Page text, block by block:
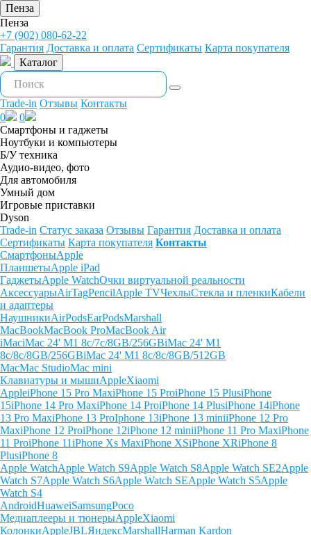
Пенза
Пенза
+7 (902) 080-62-22
Гарантия Доставка и оплата Сертификаты Карта покупателя
Каталог
Trade-in Отзывы Контакты
0
0
Смартфоны и гаджеты
Ноутбуки и компьютеры
Б/У техника
Аудио-видео, фото
Для автомобиля
Умный дом
Игровые приставки
Dyson
Trade-in Статус заказа Отзывы Гарантия Доставка и оплата
Сертификаты Карта покупателя Контакты
СмартфоныApple
ПланшетыApple iPad
ГаджетыApple WatchОчки виртуальной реальности
АксессуарыAirTagPencilApple TVЧехлыСтекла и пленкиКабели
и адаптеры
НаушникиAirPodsEarPodsMarshall
MacBookMacBook ProMacBook Air
iMaciMac 24' M1 8c/7c/8GB/256GBiMac 24' M1
8c/8c/8GB/256GBiMac 24' M1 8c/8c/8GB/512GB
MacMac StudioMac mini
Клавиатуры и мышиAppleXiaomi
AppleiPhone 15 Pro MaxiPhone 15 ProiPhone 15 PlusiPhone
15iPhone 14 Pro MaxiPhone 14 ProiPhone 14 PlusiPhone 14iPhone
13 Pro MaxiPhone 13 ProIphone 13iPhone 13 miniiPhone 12 Pro
MaxiPhone 12 ProiPhone 12iPhone 12 miniiPhone 11 Pro MaxiPhone
11 ProiPhone 11iPhone Xs MaxiPhone XSiPhone XRiPhone 8
PlusiPhone 8
Apple WatchApple Watch S9Apple Watch S8Apple Watch SE2Apple
Watch S7Apple Watch S6Apple Watch SEApple Watch S5Apple
Watch S4
AndroidHuaweiSamsungPoco
Медиаплееры и тюнерыAppleXiaomi
КолонкиAppleJBLЯндексMarshallHarman Kardon